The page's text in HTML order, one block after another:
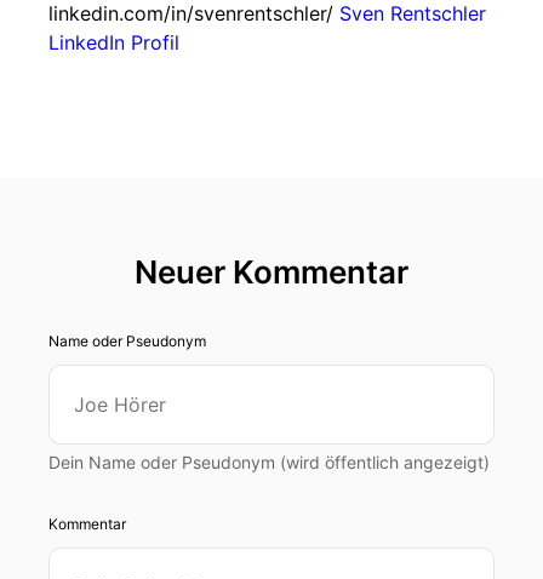
linkedin.com/in/svenrentschler/ Sven Rentschler
LinkedIn Profil
Neuer Kommentar
Name oder Pseudonym
Dein Name oder Pseudonym (wird öffentlich angezeigt)
Kommentar